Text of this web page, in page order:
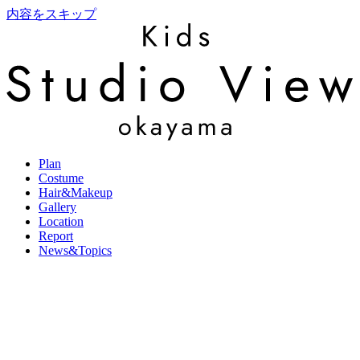
内容をスキップ
Plan
Costume
Hair&Makeup
Gallery
Location
Report
News&Topics